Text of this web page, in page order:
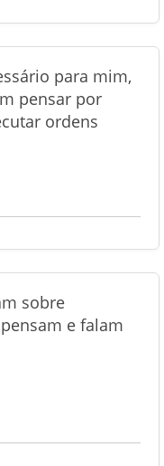
para mim,
pensar por
ordens
sobre
e falam